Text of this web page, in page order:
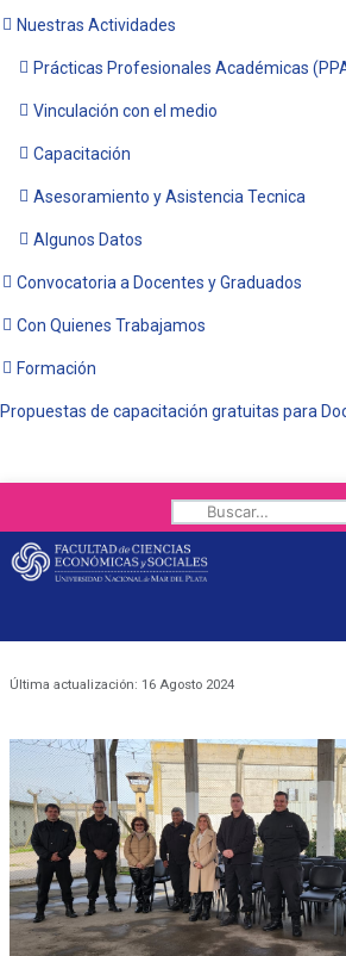
Nuestras Actividades
Prácticas Profesionales Académicas
Vinculación con el medio
Capacitación
Asesoramiento y Asistencia Tecnica
Algunos Datos
Convocatoria a Docentes y Graduados
Con Quienes Trabajamos
Formación
Propuestas de capacitación gratuitas para
Buscar
Última actualización: 16 Agosto 2024